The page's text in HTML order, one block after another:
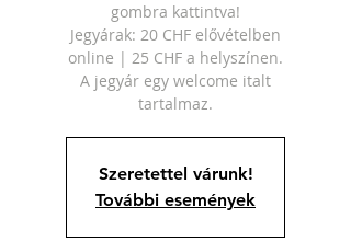
gombra kattintva!
Jegyárak: 20 CHF elővételben
online | 25 CHF a helyszínen.
A jegyár egy welcome italt
tartalmaz.
Szeretettel várunk!
További események